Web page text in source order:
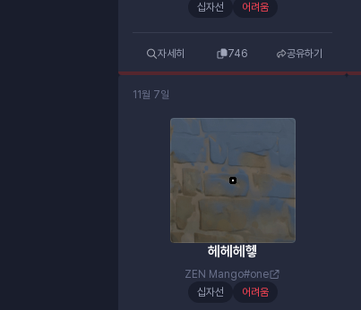
십자선
어려움
자세히 746 공유하기
11월 7일
헤헤헤헿
ZEN Mango#one
십자선
어려움